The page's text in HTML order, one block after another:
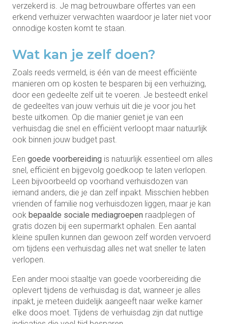
verzekerd is. Je mag betrouwbare offertes van een
erkend verhuizer verwachten waardoor je later niet voor
onnodige kosten komt te staan.
Wat kan je zelf doen?
Zoals reeds vermeld, is één van de meest efficiënte
manieren om op kosten te besparen bij een verhuizing,
door een gedeelte zelf uit te voeren. Je besteedt enkel
de gedeeltes van jouw verhuis uit die je voor jou het
beste uitkomen. Op die manier geniet je van een
verhuisdag die snel en efficiënt verloopt maar natuurlijk
ook binnen jouw budget past.
Een goede voorbereiding is natuurlijk essentieel om alles
snel, efficiënt en bijgevolg goedkoop te laten verlopen.
Leen bijvoorbeeld op voorhand verhuisdozen van
iemand anders, die je dan zelf inpakt. Misschien hebben
vrienden of familie nog verhuisdozen liggen, maar je kan
ook bepaalde sociale mediagroepen raadplegen of
gratis dozen bij een supermarkt ophalen. Een aantal
kleine spullen kunnen dan gewoon zelf worden vervoerd
om tijdens een verhuisdag alles net wat sneller te laten
verlopen.
Een ander mooi staaltje van goede voorbereiding die
oplevert tijdens de verhuisdag is dat, wanneer je alles
inpakt, je meteen duidelijk aangeeft naar welke kamer
elke doos moet. Tijdens de verhuisdag zijn dat nuttige